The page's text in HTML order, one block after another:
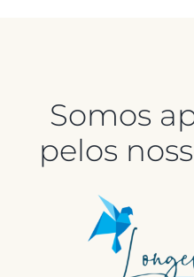
Somos
pelos